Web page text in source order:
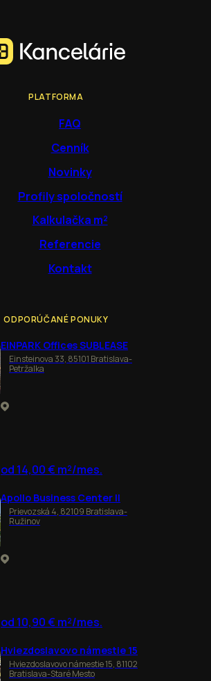
PLATFORMA
FAQ
Cenník
Novinky
Profily spoločností
Kalkulačka m²
Referencie
Kontakt
ODPORÚČANÉ PONUKY
EINPARK Offices SUBLEASE
Einsteinova 33, 85101 Bratislava-
Petržalka
od 14,00 € m²/mes.
Apollo Business Center II
Prievozská 4, 82109 Bratislava-
Ružinov
od 10,90 € m²/mes.
Hviezdoslavovo námestie 15
Hviezdoslavovo námestie 15, 81102
Bratislava-Staré Mesto